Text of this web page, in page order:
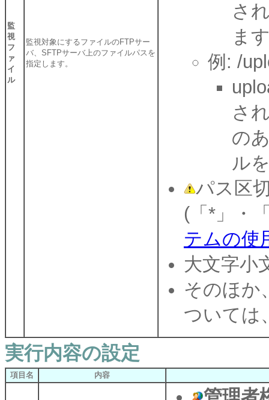
監
視
フ
ァ
イ
ル
監視対象にするファイルのFTPサー
バ、SFTPサーバ上のファイルパスを
指定します。
さ
ま
例: /
さ
の
ル
パス区
(「*」・
テムの使
大文字小
そのほか
ついては
実行内容の設定
項目名 内容